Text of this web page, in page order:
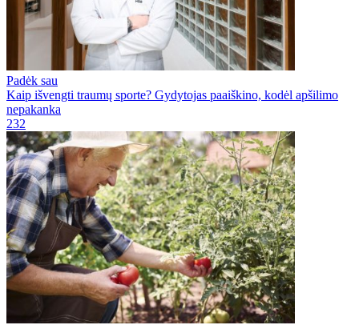
Padėk sau
Kaip išvengti traumų sporte? Gydytojas paaiškino, kodėl apšilimo
nepakanka
232